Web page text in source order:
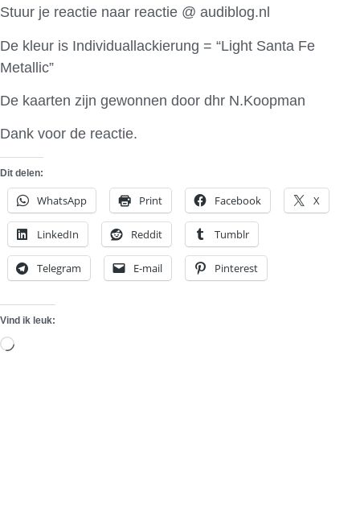
Stuur je reactie naar reactie @ audiblog.nl
De kleur is Individuallackierung = “Light Santa Fe
Metallic”
De kaarten zijn gewonnen door dhr N.Koopman
Dank voor de reactie.
Dit delen:
WhatsApp Print Facebook X
LinkedIn Reddit Tumblr
Telegram E-mail Pinterest
Vind ik leuk:
Aan